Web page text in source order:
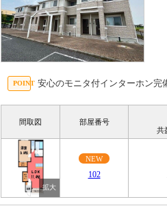
安心のモニタ付インターホン完
間取図 部屋番号
共
NEW
102